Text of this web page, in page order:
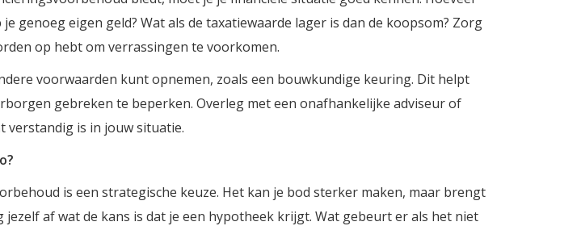
je genoeg eigen geld? Wat als de taxatiewaarde lager is dan de koopsom? Zorg
op hebt om verrassingen te voorkomen.
voorwaarden kunt opnemen, zoals een bouwkundige keuring. Dit helpt
gebreken te beperken. Overleg met een onafhankelijke adviseur of
verstandig is in jouw situatie.
is een strategische keuze. Het kan je bod sterker maken, maar brengt
jezelf af wat de kans is dat je een hypotheek krijgt. Wat gebeurt er als het niet